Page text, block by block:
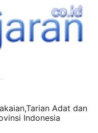
Adat dan
Indonesia